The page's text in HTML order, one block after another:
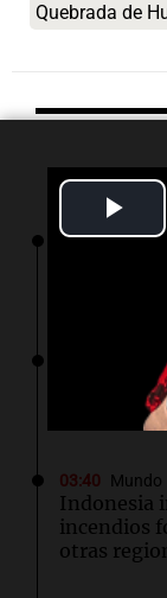
Quebrada de
04:18 Mundo
Ataque
muertos y
de la
03:40 Mundo
Indonesia
incendios
otras